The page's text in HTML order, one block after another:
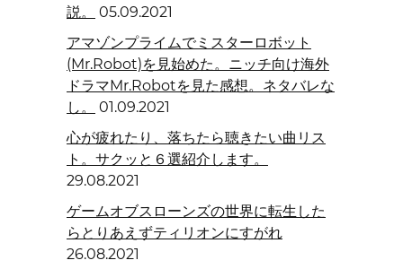
説。
05.09.2021
アマゾンプライムでミスターロボット
(Mr.Robot)を見始めた。ニッチ向け海外
ドラマMr.Robotを見た感想。ネタバレな
し。
01.09.2021
心が疲れたり、落ちたら聴きたい曲リス
ト。サクッと６選紹介します。
29.08.2021
ゲームオブスローンズの世界に転生した
らとりあえずティリオンにすがれ
26.08.2021